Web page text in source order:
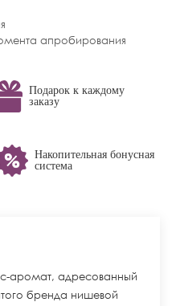
апробирования
Подарок к каждому
заказу
Накопительная бонусная
система
аромат, адресованный
бренда нишевой